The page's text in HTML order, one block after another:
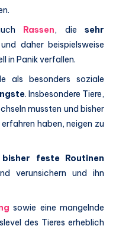
Rassen, diesehr
daher beispielsweise
in Panik verfallen.
als besonders soziale
. Insbesondere Tiere,
mussten und bisher
haben, neigen zu
feste Routinen
verunsichern und ihn
sowie eine mangelnde
des Tieres erheblich